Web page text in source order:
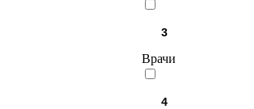
Врачи